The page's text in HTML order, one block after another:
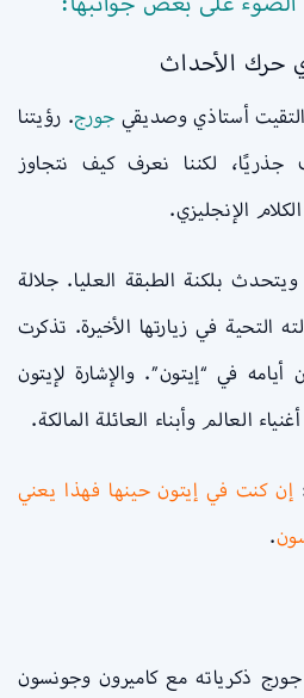
حرك الأحداث
أستاذي وصديقي جورج. رؤيتنا
جذريًا، لكننا نعرف كيف نتجاوز
الإنجليزي.
بلكنة الطبقة العليا. جلالة
التحية في زيارتها الأخيرة. تذكرت
في “إيتون”. والإشارة لإيتون
العالم وأبناء العائلة المالكة.
إن كنت في إيتون حينها فهذا يعني
.
ذكرياته مع كاميرون وجونسون